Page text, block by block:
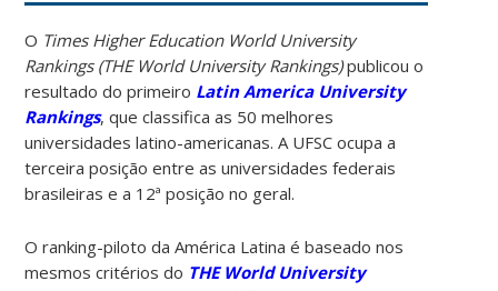
O Times Higher Education World University
Rankings (THE World University Rankings)publicou o
resultado do primeiro Latin America University
Rankings, que classifica as 50 melhores
universidades latino-americanas. A UFSC ocupa a
terceira posição entre as universidades federais
brasileiras e a 12ª posição no geral.
O ranking-piloto da América Latina é baseado nos
mesmos critérios do THE World University